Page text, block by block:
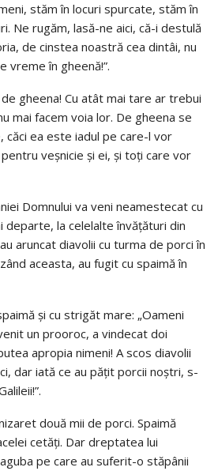
stăm în locuri spurcate, stăm în
Ne rugăm, lasă-ne aici, că-i destulă
de cinstea noastră cea dintâi, nu
vreme în gheenă!”.
gheena! Cu atât mai tare ar trebui
mai facem voia lor. De gheena se
ea este iadul pe care-l vor
veşnicie şi ei, şi toţi care vor
Domnului va veni neamestecat cu
departe, la celelalte învăţături din
aruncat diavolii cu turma de porci în
aceasta, au fugit cu spaimă în
şi cu strigăt mare: „Oameni
un prooroc, a vindecat doi
apropia nimeni! A scos diavolii
dar iată ce au păţit porcii noştri, s-
două mii de porci. Spaimă
cetăţi. Dar dreptatea lui
pe care au suferit-o stăpânii